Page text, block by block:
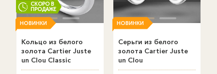
СКОРО В
ПРОДАЖЕ
НОВИНКИ
Кольцо из белого
золота Cаrtier Juste
un Clou Classic
НОВИНКИ
Серьги из белого
золота Cаrtier Juste
un Clou